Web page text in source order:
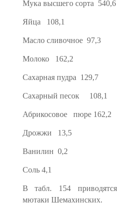
Мука высшего сорта 540,6
Яйца 108,1
Масло сливочное 97,3
Молоко 162,2
Сахарная пудра 129,7
Сахарный песок 108,1
Абрикосовое пюре 162,2
Дрожжи 13,5
Ванилин 0,2
Соль 4,1
В табл. 154 приводятся
мютаки Шема­хинских.